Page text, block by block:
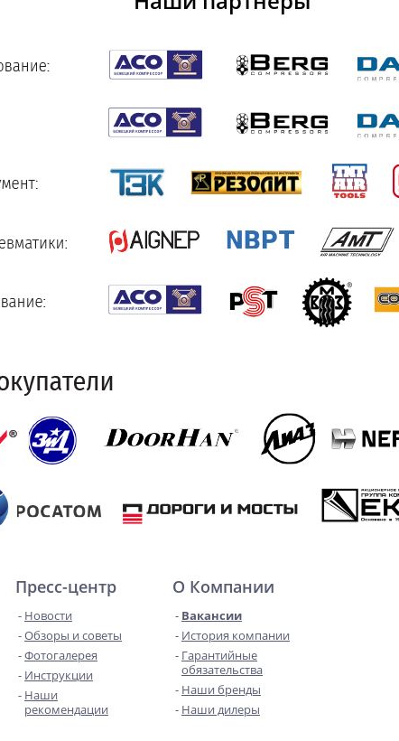
Пресс-центр
Новости
Обзоры и советы
Фотогалерея
Инструкции
Наши
рекомендации
О Компании
Вакансии
История компании
Гарантийные
обязательства
Наши бренды
Наши дилеры